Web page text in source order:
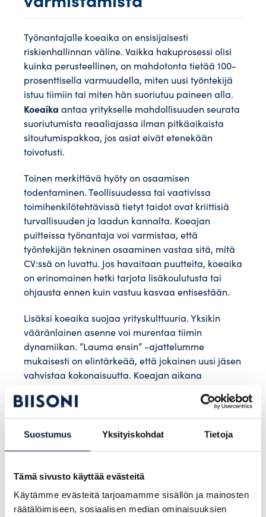
Suostumus Yksityiskohdat Tietoja
Tämä sivusto käyttää evästeitä
Käytämme evästeitä tarjoamamme sisällön ja mainosten
räätälöimiseen, sosiaalisen median ominaisuuksien
Työnantajalle koeaika on ensisijaisesti
riskienhallinnan väline. Vaikka hakuprosessi olisi
kuinka perusteellinen, on mahdotonta tietää 100-
prosenttisella varmuudella, miten uusi työntekijä
istuu tiimiin tai miten hän suoriutuu paineen alla.
Koeaika antaa yritykselle mahdollisuuden seurata
suoriutumista reaaliajassa ilman pitkäaikaista
sitoutumispakkoa, jos asiat eivät etenekään
toivotusti.
Toinen merkittävä hyöty on osaamisen
todentaminen. Teollisuudessa tai vaativissa
toimihenkilötehtävissä tietyt taidot ovat kriittisiä
turvallisuuden ja laadun kannalta. Koeajan
puitteissa työnantaja voi varmistaa, että
työntekijän tekninen osaaminen vastaa sitä, mitä
CV:ssä on luvattu. Jos havaitaan puutteita, koeaika
on erinomainen hetki tarjota lisäkoulutusta tai
ohjausta ennen kuin vastuu kasvaa entisestään.
Lisäksi koeaika suojaa yrityskulttuuria. Yksikin
vääränlainen asenne voi murentaa tiimin
dynamiikan. ”Lauma ensin” -ajattelumme
mukaisesti on elintärkeää, että jokainen uusi jäsen
vahvistaa kokonaisuutta. Koeajan aikana
Biisoni-asenne: välittäminen, rohkeus ja halu
tehdä asiat kunnolla.
Työntekijän näkökulma:
mielenrauhaa ja